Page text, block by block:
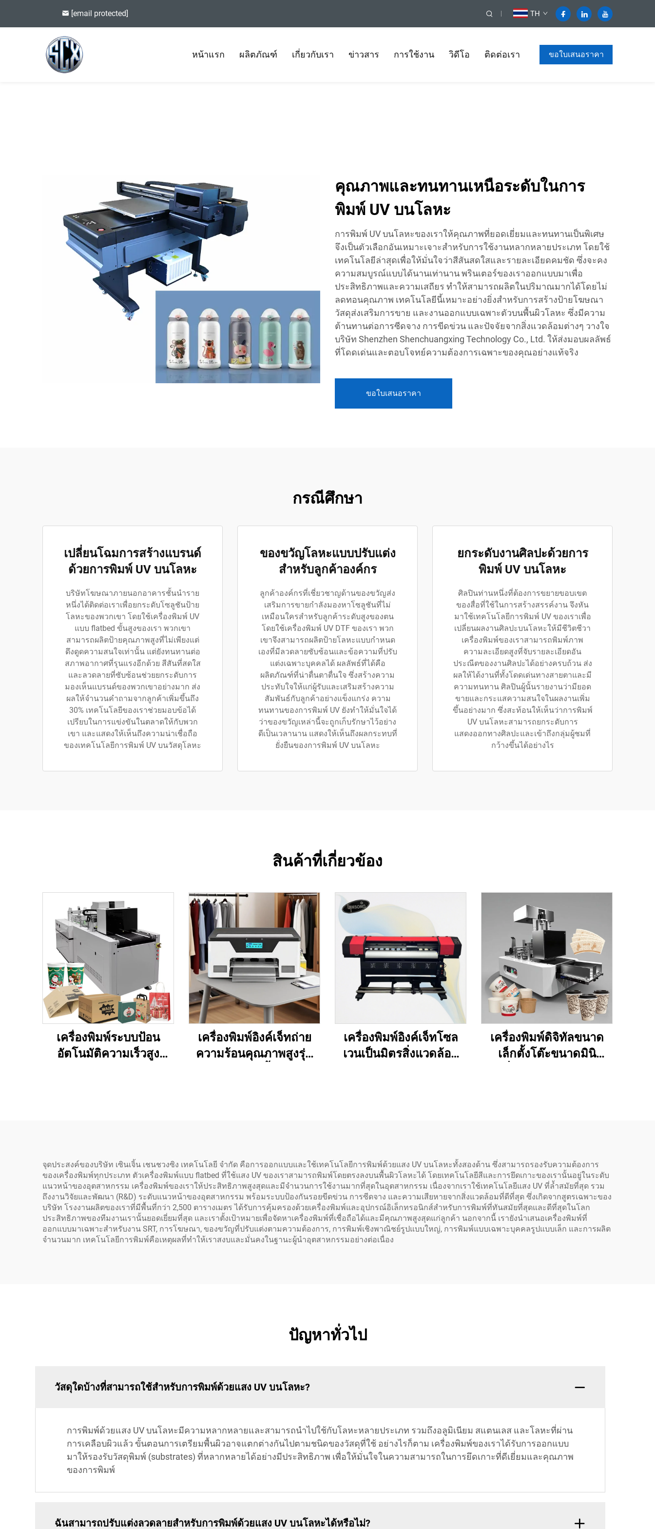
[email protected] TH
หน้าแรก ผลิตภัณฑ์ เกี่ยวกับเรา ข่าวสาร การใช้งาน วิดีโอ ติดต่อเรา ขอใบเสนอราคา
คุณภาพและทนทานเหนือระดับในการ
พิมพ์ UV บนโลหะ
การพิมพ์ UV บนโลหะของเราให้คุณภาพที่ยอดเยี่ยมและทนทานเป็นพิเศษ
จึงเป็นตัวเลือกอันเหมาะเจาะสำหรับการใช้งานหลากหลายประเภท โดยใช้
เทคโนโลยีล่าสุดเพื่อให้มั่นใจว่าสีสันสดใสและรายละเอียดคมชัด ซึ่งจะคง
ความสมบูรณ์แบบได้นานเท่านาน พรินเตอร์ของเราออกแบบมาเพื่อ
ประสิทธิภาพและความเสถียร ทำให้สามารถผลิตในปริมาณมากได้โดยไม่
ลดทอนคุณภาพ เทคโนโลยีนี้เหมาะอย่างยิ่งสำหรับการสร้างป้ายโฆษณา
วัสดุส่งเสริมการขาย และงานออกแบบเฉพาะตัวบนพื้นผิวโลหะ ซึ่งมีความ
ต้านทานต่อการซีดจาง การขีดข่วน และปัจจัยจากสิ่งแวดล้อมต่างๆ วางใจ
บริษัท Shenzhen Shenchuangxing Technology Co., Ltd. ให้ส่งมอบผลลัพธ์
ที่โดดเด่นและตอบโจทย์ความต้องการเฉพาะของคุณอย่างแท้จริง
ขอใบเสนอราคา
กรณีศึกษา
เปลี่ยนโฉมการสร้างแบรนด์
ด้วยการพิมพ์ UV บนโลหะ
บริษัทโฆษณาภายนอกอาคารชั้นนำราย
หนึ่งได้ติดต่อเราเพื่อยกระดับโซลูชันป้าย
โลหะของพวกเขา โดยใช้เครื่องพิมพ์ UV
แบบ flatbed ขั้นสูงของเรา พวกเขา
สามารถผลิตป้ายคุณภาพสูงที่ไม่เพียงแต่
ดึงดูดความสนใจเท่านั้น แต่ยังทนทานต่อ
สภาพอากาศที่รุนแรงอีกด้วย สีสันที่สดใส
และลวดลายที่ซับซ้อนช่วยยกระดับการ
มองเห็นแบรนด์ของพวกเขาอย่างมาก ส่ง
ผลให้จำนวนคำถามจากลูกค้าเพิ่มขึ้นถึง
30% เทคโนโลยีของเราช่วยมอบข้อได้
เปรียบในการแข่งขันในตลาดให้กับพวก
เขา และแสดงให้เห็นถึงความน่าเชื่อถือ
ของเทคโนโลยีการพิมพ์ UV บนวัสดุโลหะ
ของขวัญโลหะแบบปรับแต่ง
สำหรับลูกค้าองค์กร
ลูกค้าองค์กรที่เชี่ยวชาญด้านของขวัญส่ง
เสริมการขายกำลังมองหาโซลูชันที่ไม่
เหมือนใครสำหรับลูกค้าระดับสูงของตน
โดยใช้เครื่องพิมพ์ UV DTF ของเรา พวก
เขาจึงสามารถผลิตป้ายโลหะแบบกำหนด
เองที่มีลวดลายซับซ้อนและข้อความที่ปรับ
แต่งเฉพาะบุคคลได้ ผลลัพธ์ที่ได้คือ
ผลิตภัณฑ์ที่น่าตื่นตาตื่นใจ ซึ่งสร้างความ
ประทับใจให้แก่ผู้รับและเสริมสร้างความ
สัมพันธ์กับลูกค้าอย่างแข็งแกร่ง ความ
ทนทานของการพิมพ์ UV ยังทำให้มั่นใจได้
ว่าของขวัญเหล่านี้จะถูกเก็บรักษาไว้อย่าง
ดีเป็นเวลานาน แสดงให้เห็นถึงผลกระทบที่
ยั่งยืนของการพิมพ์ UV บนโลหะ
ยกระดับงานศิลปะด้วยการ
พิมพ์ UV บนโลหะ
ศิลปินท่านหนึ่งที่ต้องการขยายขอบเขต
ของสื่อที่ใช้ในการสร้างสรรค์งาน จึงหัน
มาใช้เทคโนโลยีการพิมพ์ UV ของเราเพื่อ
เปลี่ยนผลงานศิลปะบนโลหะให้มีชีวิตชีวา
เครื่องพิมพ์ของเราสามารถพิมพ์ภาพ
ความละเอียดสูงที่จับรายละเอียดอัน
ประณีตของงานศิลปะได้อย่างครบถ้วน ส่ง
ผลให้ได้งานที่ทั้งโดดเด่นทางสายตาและมี
ความทนทาน ศิลปินผู้นั้นรายงานว่ามียอด
ขายและกระแสความสนใจในผลงานเพิ่ม
ขึ้นอย่างมาก ซึ่งสะท้อนให้เห็นว่าการพิมพ์
UV บนโลหะสามารถยกระดับการ
แสดงออกทางศิลปะและเข้าถึงกลุ่มผู้ชมที่
กว้างขึ้นได้อย่างไร
สินค้าที่เกี่ยวข้อง
เครื่องพิมพ์ระบบป้อน
อัตโนมัติความเร็วสูง
เครื่องพิมพ์อิงค์เจ็ทถ่าย
ความร้อนคุณภาพสูงรุ่น
เครื่องพิมพ์อิงค์เจ็ทโซล
เวนเป็นมิตรสิ่งแวดล้อม
เครื่องพิมพ์ดิจิทัลขนาด
เล็กตั้งโต๊ะขนาดมินิ
จุดประสงค์ของบริษัท เซินเจิ้น เชนชวงซิง เทคโนโลยี จำกัด คือการออกแบบและใช้เทคโนโลยีการพิมพ์ด้วยแสง UV บนโลหะทั้งสองด้าน ซึ่งสามารถรองรับความต้องการ
ของเครื่องพิมพ์ทุกประเภท ตัวเครื่องพิมพ์แบบ flatbed ที่ใช้แสง UV ของเราสามารถพิมพ์โดยตรงลงบนพื้นผิวโลหะได้ โดยเทคโนโลยีสีและการยึดเกาะของเรานั้นอยู่ในระดับ
แนวหน้าของอุตสาหกรรม เครื่องพิมพ์ของเราให้ประสิทธิภาพสูงสุดและมีจำนวนการใช้งานมากที่สุดในอุตสาหกรรม เนื่องจากเราใช้เทคโนโลยีแสง UV ที่ล้ำสมัยที่สุด รวม
ถึงงานวิจัยและพัฒนา (R&D) ระดับแนวหน้าของอุตสาหกรรม พร้อมระบบป้องกันรอยขีดข่วน การซีดจาง และความเสียหายจากสิ่งแวดล้อมที่ดีที่สุด ซึ่งเกิดจากสูตรเฉพาะของ
บริษัท โรงงานผลิตของเราที่มีพื้นที่กว่า 2,500 ตารางเมตร ได้รับการคุ้มครองด้วยเครื่องพิมพ์และอุปกรณ์อิเล็กทรอนิกส์สำหรับการพิมพ์ที่ทันสมัยที่สุดและดีที่สุดในโลก
ประสิทธิภาพของทีมงานเรานั้นยอดเยี่ยมที่สุด และเราตั้งเป้าหมายเพื่อจัดหาเครื่องพิมพ์ที่เชื่อถือได้และมีคุณภาพสูงสุดแก่ลูกค้า นอกจากนี้ เรายังนำเสนอเครื่องพิมพ์ที่
ออกแบบมาเฉพาะสำหรับงาน SRT, การโฆษณา, ของขวัญที่ปรับแต่งตามความต้องการ, การพิมพ์เชิงพาณิชย์รูปแบบใหญ่, การพิมพ์แบบเฉพาะบุคคลรูปแบบเล็ก และการผลิต
จำนวนมาก เทคโนโลยีการพิมพ์คือเหตุผลที่ทำให้เราสงบและมั่นคงในฐานะผู้นำอุตสาหกรรมอย่างต่อเนื่อง
ปัญหาทั่วไป
วัสดุใดบ้างที่สามารถใช้สำหรับการพิมพ์ด้วยแสง UV บนโลหะ?
การพิมพ์ด้วยแสง UV บนโลหะมีความหลากหลายและสามารถนำไปใช้กับโลหะหลายประเภท รวมถึงอลูมิเนียม สแตนเลส และโลหะที่ผ่าน
การเคลือบผิวแล้ว ขั้นตอนการเตรียมพื้นผิวอาจแตกต่างกันไปตามชนิดของวัสดุที่ใช้ อย่างไรก็ตาม เครื่องพิมพ์ของเราได้รับการออกแบบ
มาให้รองรับวัสดุพิมพ์ (substrates) ที่หลากหลายได้อย่างมีประสิทธิภาพ เพื่อให้มั่นใจในความสามารถในการยึดเกาะที่ดีเยี่ยมและคุณภาพ
ของการพิมพ์
ฉันสามารถปรับแต่งลวดลายสำหรับการพิมพ์ด้วยแสง UV บนโลหะได้หรือไม่?